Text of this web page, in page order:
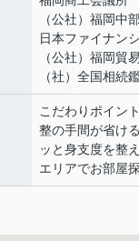
（公社）福岡
日本ファイナン
（公社）福岡貿
（社）全国相続
こだわりポイン
整の手間が省け
ッと身支度を整
エリアでお部屋